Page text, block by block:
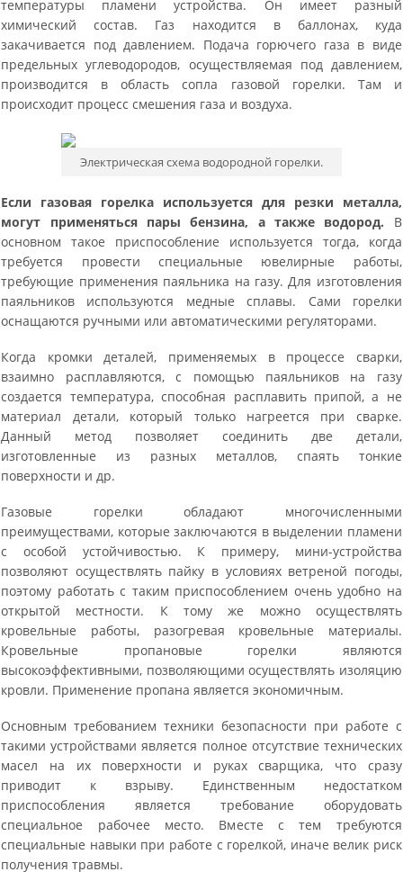
температуры пламени устройства. Он имеет разный
химический состав. Газ находится в баллонах, куда
закачивается под давлением. Подача горючего газа в виде
предельных углеводородов, осуществляемая под давлением,
производится в область сопла газовой горелки. Там и
происходит процесс смешения газа и воздуха.
Электрическая схема водородной горелки.
Если газовая горелка используется для резки металла,
могут применяться пары бензина, а также водород. В
основном такое приспособление используется тогда, когда
требуется провести специальные ювелирные работы,
требующие применения паяльника на газу. Для изготовления
паяльников используются медные сплавы. Сами горелки
оснащаются ручными или автоматическими регуляторами.
Когда кромки деталей, применяемых в процессе сварки,
взаимно расплавляются, с помощью паяльников на газу
создается температура, способная расплавить припой, а не
материал детали, который только нагреется при сварке.
Данный метод позволяет соединить две детали,
изготовленные из разных металлов, спаять тонкие
поверхности и др.
Газовые горелки обладают многочисленными
преимуществами, которые заключаются в выделении пламени
с особой устойчивостью. К примеру, мини-устройства
позволяют осуществлять пайку в условиях ветреной погоды,
поэтому работать с таким приспособлением очень удобно на
открытой местности. К тому же можно осуществлять
кровельные работы, разогревая кровельные материалы.
Кровельные пропановые горелки являются
высокоэффективными, позволяющими осуществлять изоляцию
кровли. Применение пропана является экономичным.
Основным требованием техники безопасности при работе с
такими устройствами является полное отсутствие технических
масел на их поверхности и руках сварщика, что сразу
приводит к взрыву. Единственным недостатком
приспособления является требование оборудовать
специальное рабочее место. Вместе с тем требуются
специальные навыки при работе с горелкой, иначе велик риск
получения травмы.